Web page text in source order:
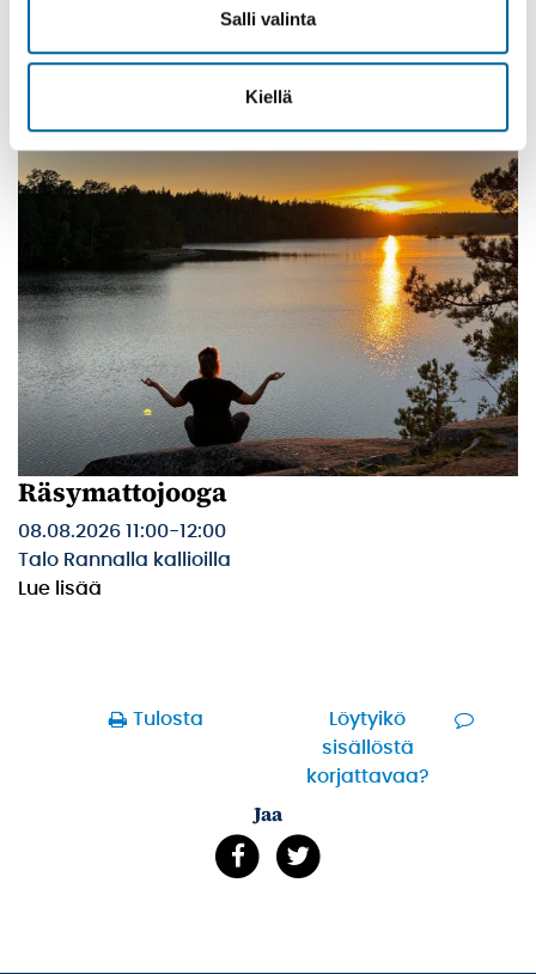
Salli valinta
Kiellä
Palinperäntie 1312
Räsymattojooga
08.08.2026 11:00-12:00
Talo Rannalla kallioilla
Lue lisää
Tulosta
Löytyikö
sisällöstä
korjattavaa?
Jaa